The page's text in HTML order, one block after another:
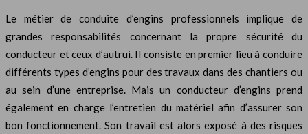
Le métier de conduite d’engins professionnels implique de
grandes responsabilités concernant la propre sécurité du
conducteur et ceux d’autrui. Il consiste en premier lieu à conduire
différents types d’engins pour des travaux dans des chantiers ou
au sein d’une entreprise. Mais un conducteur d’engins prend
également en charge l’entretien du matériel afin d’assurer son
bon fonctionnement. Son travail est alors exposé à des risques